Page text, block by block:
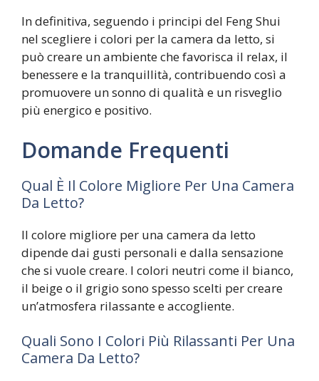
In definitiva, seguendo i principi del Feng Shui
nel scegliere i colori per la camera da letto, si
può creare un ambiente che favorisca il relax, il
benessere e la tranquillità, contribuendo così a
promuovere un sonno di qualità e un risveglio
più energico e positivo.
Domande Frequenti
Qual È Il Colore Migliore Per Una Camera
Da Letto?
Il colore migliore per una camera da letto
dipende dai gusti personali e dalla sensazione
che si vuole creare. I colori neutri come il bianco,
il beige o il grigio sono spesso scelti per creare
un’atmosfera rilassante e accogliente.
Quali Sono I Colori Più Rilassanti Per Una
Camera Da Letto?